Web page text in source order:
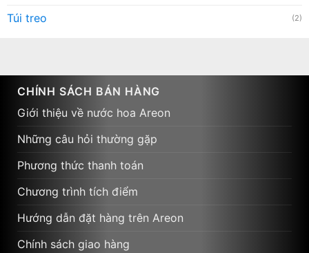
Túi treo (2)
CHÍNH SÁCH BÁN HÀNG
Giới thiệu về nước hoa Areon
Những câu hỏi thường gặp
Phương thức thanh toán
Chương trình tích điểm
Hướng dẫn đặt hàng trên Areon
Chính sách giao hàng